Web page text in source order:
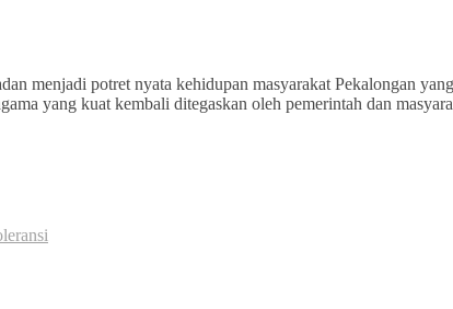
menjadi potret nyata kehidupan masyarakat Pekalongan
yang kuat kembali ditegaskan oleh pemerintah dan